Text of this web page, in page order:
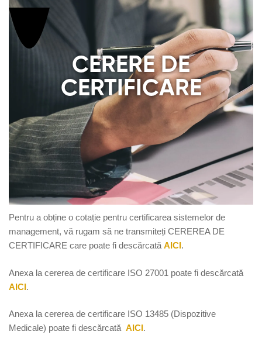
CERERE DE
CERTIFICARE
Pentru a obține o cotație pentru certificarea sistemelor de
management, vă rugam să ne transmiteți CEREREA DE
CERTIFICARE care poate fi descărcată AICI.
Anexa la cererea de certificare ISO 27001 poate fi descărcată
AICI.
Anexa la cererea de certificare ISO 13485 (Dispozitive
Medicale) poate fi descărcată AICI.